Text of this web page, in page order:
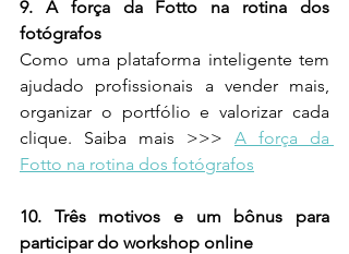
9. A força da Fotto na rotina dos
fotógrafos
Como uma plataforma inteligente tem
ajudado profissionais a vender mais,
organizar o portfólio e valorizar cada
clique. Saiba mais >>> A força da
Fotto na rotina dos fotógrafos
10. Três motivos e um bônus para
participar do workshop online